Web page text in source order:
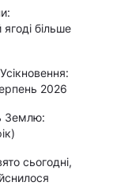
більше
2026
Землю:
сьогодні,